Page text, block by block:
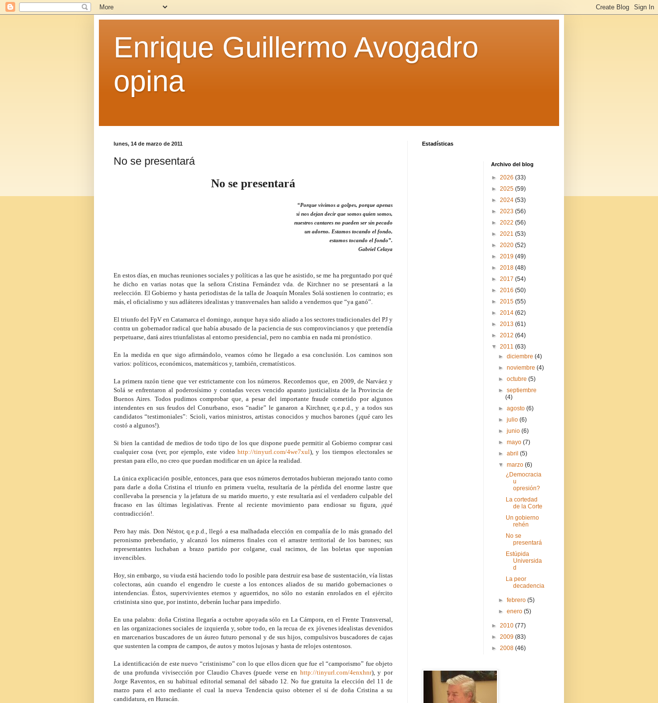
Enrique Guillermo Avogadro
opina
lunes, 14 de marzo de 2011
No se presentará
No se presentará
“Porque vivimos a golpes, porque apenas
si nos dejan decir que somos quien somos,
nuestros cantares no pueden ser sin pecado
un adorno. Estamos tocando el fondo,
estamos tocando el fondo”.
Gabriel Celaya
En estos días, en muchas reuniones sociales y políticas a las que he asistido, se me ha preguntado por qué
he dicho en varias notas que la señora Cristina Fernández vda. de Kirchner no se presentará a la
reelección. El Gobierno y hasta periodistas de la talla de Joaquín Morales Solá sostienen lo contrario; es
más, el oficialismo y sus adláteres idealistas y transversales han salido a vendernos que “ya ganó”.
El triunfo del FpV en Catamarca el domingo, aunque haya sido aliado a los sectores tradicionales del PJ y
contra un gobernador radical que había abusado de la paciencia de sus comprovincianos y que pretendía
perpetuarse, dará aires triunfalistas al entorno presidencial, pero no cambia en nada mi pronóstico.
En la medida en que sigo afirmándolo, veamos cómo he llegado a esa conclusión. Los caminos son
varios: políticos, económicos, matemáticos y, también, crematísticos.
La primera razón tiene que ver estrictamente con los números. Recordemos que, en 2009, de Narváez y
Solá se enfrentaron al poderosísimo y contadas veces vencido aparato justicialista de la Provincia de
Buenos Aires. Todos pudimos comprobar que, a pesar del importante fraude cometido por algunos
intendentes en sus feudos del Conurbano, esos “nadie” le ganaron a Kirchner, q.e.p.d., y a todos sus
candidatos “testimoniales”: Scioli, varios ministros, artistas conocidos y muchos barones (¡qué caro les
costó a algunos!).
Si bien la cantidad de medios de todo tipo de los que dispone puede permitir al Gobierno comprar casi
cualquier cosa (ver, por ejemplo, este video http://tinyurl.com/4we7xul), y los tiempos electorales se
prestan para ello, no creo que puedan modificar en un ápice la realidad.
La única explicación posible, entonces, para que esos números derrotados hubieran mejorado tanto como
para darle a doña Cristina el triunfo en primera vuelta, resultaría de la pérdida del enorme lastre que
conllevaba la presencia y la jefatura de su marido muerto, y este resultaría así el verdadero culpable del
fracaso en las últimas legislativas. Frente al reciente movimiento para endiosar su figura, ¡qué
contradicción!.
Pero hay más. Don Néstor, q.e.p.d., llegó a esa malhadada elección en compañía de lo más granado del
peronismo prebendario, y alcanzó los números finales con el arrastre territorial de los barones; sus
representantes luchaban a brazo partido por colgarse, cual racimos, de las boletas que suponían
invencibles.
Hoy, sin embargo, su viuda está haciendo todo lo posible para destruir esa base de sustentación, vía listas
colectoras, aún cuando el engendro le cueste a los entonces aliados de su marido gobernaciones o
intendencias. Éstos, supervivientes eternos y aguerridos, no sólo no estarán enrolados en el ejército
cristinista sino que, por instinto, deberán luchar para impedirlo.
En una palabra: doña Cristina llegaría a octubre apoyada sólo en La Cámpora, en el Frente Transversal,
en las organizaciones sociales de izquierda y, sobre todo, en la recua de ex jóvenes idealistas devenidos
en marcenarios buscadores de un áureo futuro personal y de sus hijos, compulsivos buscadores de cajas
que sustenten la compra de campos, de autos y motos lujosas y hasta de relojes ostentosos.
La identificación de este nuevo “cristinismo” con lo que ellos dicen que fue el “camporismo” fue objeto
de una profunda vivisección por Claudio Chaves (puede verse en http://tinyurl.com/4enxhnr), y por
Jorge Raventos, en su habitual editorial semanal del sábado 12. No fue gratuita la elección del 11 de
marzo para el acto mediante el cual la nueva Tendencia quiso obtener el sí de doña Cristina a su
candidatura, en Huracán.
Estadísticas
Archivo del blog
► 2026 (33)
► 2025 (59)
► 2024 (53)
► 2023 (56)
► 2022 (56)
► 2021 (53)
► 2020 (52)
► 2019 (49)
► 2018 (48)
► 2017 (54)
► 2016 (50)
► 2015 (55)
► 2014 (62)
► 2013 (61)
► 2012 (64)
▼ 2011 (63)
►diciembre(4)
►noviembre(4)
►octubre(5)
►septiembre
(4)
►agosto(6)
►julio(6)
►junio(6)
►mayo(7)
►abril(5)
▼marzo(6)
¿Democracia
u
opresión?
La cortedad
de la Corte
Un gobierno
rehén
No se
presentará
Estúpida
Universida
d
La peor
decadencia
►febrero(5)
►enero(5)
► 2010 (77)
► 2009 (83)
► 2008 (46)